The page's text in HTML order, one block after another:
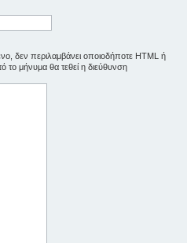
δεν περιλαμβάνει οποιοδήποτε HTML ή
το μήνυμα θα τεθεί η διεύθυνση